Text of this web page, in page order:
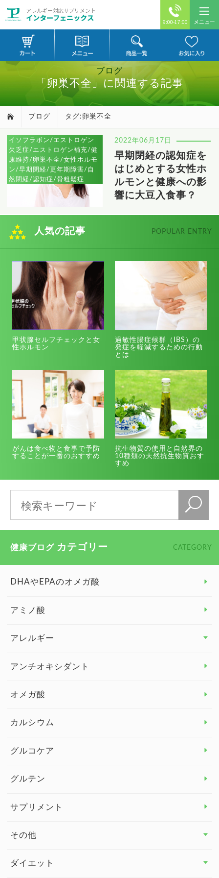
アレルギー対応サプリメント
インターフェニックス 9:00-17:00 メニュー
ブログ
「卵巣不全」に関連する記事
ブログ タグ:卵巣不全
イソフラボン/エストロゲン
欠乏症/エストロゲン補充/健
康維持/卵巣不全/女性ホルモ
ン/早期閉経/更年期障害/自
然閉経/認知症/骨粗鬆症
2022年06月17日
早期閉経の認知症を
はじめとする女性ホ
ルモンと健康への影
響に大豆入食事？
人気の記事 POPULAR ENTRY
甲状腺セルフチェックと女
性ホルモン
過敏性腸症候群（IBS）の
発症を軽減するための行動
とは
がんは食べ物と食事で予防
することが一番のおすすめ
抗生物質の使用と自然界の
10種類の天然抗生物質おす
すめ
健康ブログ カテゴリー CATEGORY
DHAやEPAのオメガ酸
アミノ酸
アレルギー
アレルギー トップ
アンチオキシダント
オメガ酸
カルシウム
グルコケア
グルテン
サプリメント
その他
その他 トップ
ダイエット